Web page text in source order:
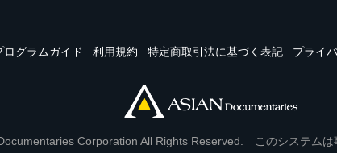
ログラムガイド 利用規約 特定商取引法に基づく表記 プライ
Corporation All Rights Reserved. このシステムは